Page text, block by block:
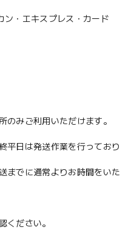
・エキスプレス・カード
のみご利用いただけます。
平日は発送作業を行っており
までに通常よりお時間をいた
ください。